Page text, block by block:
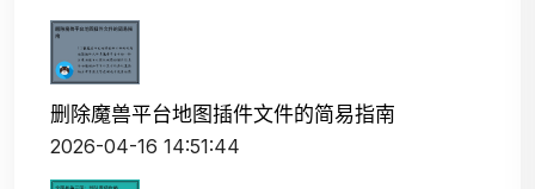
删除魔兽平台地图插件文件的简易指南
2026-04-16 14:51:44